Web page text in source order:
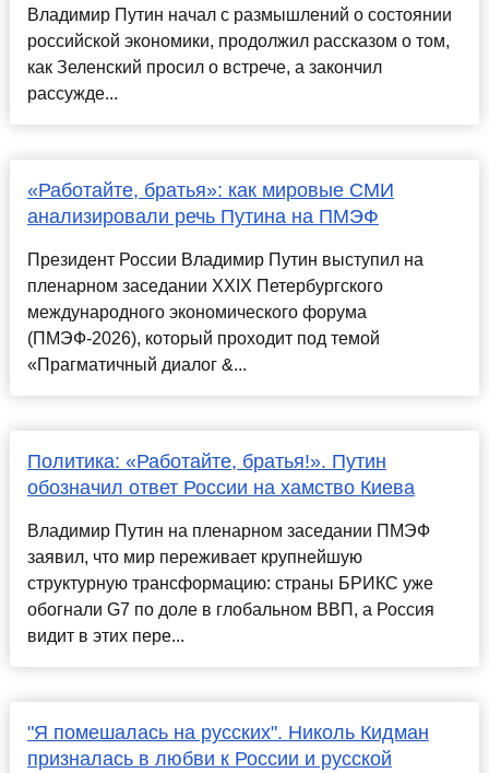
Владимир Путин начал с размышлений о состоянии
российской экономики, продолжил рассказом о том,
как Зеленский просил о встрече, а закончил
рассужде...
«Работайте, братья»: как мировые СМИ
анализировали речь Путина на ПМЭФ
Президент России Владимир Путин выступил на
пленарном заседании XXIX Петербургского
международного экономического форума
(ПМЭФ-2026), который проходит под темой
«Прагматичный диалог &...
Политика: «Работайте, братья!». Путин
обозначил ответ России на хамство Киева
Владимир Путин на пленарном заседании ПМЭФ
заявил, что мир переживает крупнейшую
структурную трансформацию: страны БРИКС уже
обогнали G7 по доле в глобальном ВВП, а Россия
видит в этих пере...
"Я помешалась на русских". Николь Кидман
призналась в любви к России и русской